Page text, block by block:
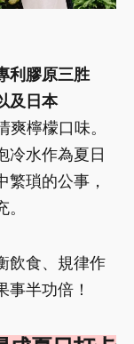
利膠原三胜
及日本
爽檸檬口味。
冷水作為夏日
繁瑣的公事，
飲食、規律作
半功倍！